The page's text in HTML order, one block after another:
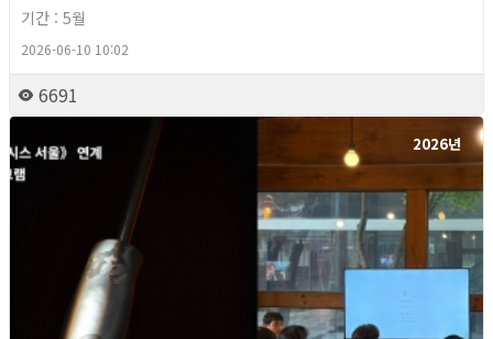
기간 : 5월
2026-06-10 10:02
6691
2026년